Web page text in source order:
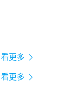
看更多
看更多